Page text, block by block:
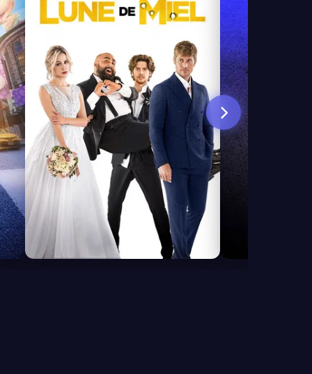
4.7